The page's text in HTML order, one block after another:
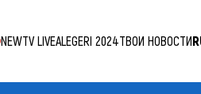
NEWTV LIVEALEGERI 2024ТВОИ НОВОСТИ